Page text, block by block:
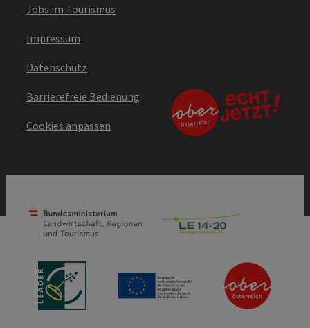
Jobs im Tourismus
Impressum
Datenschutz
Barrierefreie Bedienung
Cookies anpassen